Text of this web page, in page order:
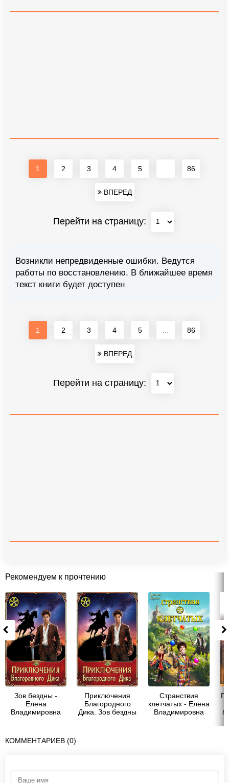
1 2 3 4 5 86
ВПЕРЕД
Перейти на страницу:
Возникли непредвиденные ошибки. Ведутся
работы по восстановлению. В ближайшее время
текст книги будет доступен
1 2 3 4 5 86
ВПЕРЕД
Перейти на страницу:
Рекомендуем к прочтению
Зов бездны -
Елена
Владимировна
Приключения
Благородного
Дика. Зов бездны
Странствия
клетчатых - Елена
Владимировна
КОММЕНТАРИЕВ (0)